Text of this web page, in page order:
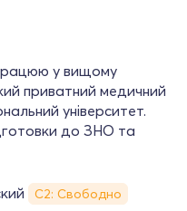
у вищому
приватний медичний
університет.
до ЗНО та
С2: Свободно